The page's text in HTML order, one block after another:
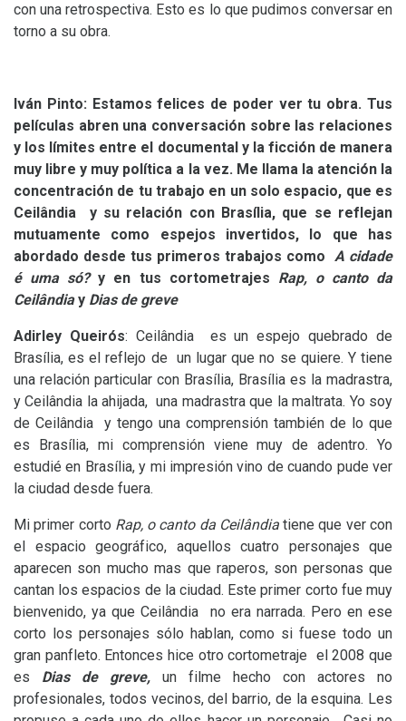
con una retrospectiva. Esto es lo que pudimos conversar en
torno a su obra.
Iván Pinto: Estamos felices de poder ver tu obra. Tus
películas abren una conversación sobre las relaciones
y los límites entre el documental y la ficción de manera
muy libre y muy política a la vez. Me llama la atención la
concentración de tu trabajo en un solo espacio, que es
Ceilândia y su relación con Brasília, que se reflejan
mutuamente como espejos invertidos, lo que has
abordado desde tus primeros trabajos como A cidade
é uma só?y en tus cortometrajes Rap, o canto da
Ceilândiay Dias de greve
Adirley Queirós: Ceilândia es un espejo quebrado de
Brasília, es el reflejo de un lugar que no se quiere. Y tiene
una relación particular con Brasília, Brasília es la madrastra,
y Ceilândia la ahijada, una madrastra que la maltrata. Yo soy
de Ceilândia y tengo una comprensión también de lo que
es Brasília, mi comprensión viene muy de adentro. Yo
estudié en Brasília, y mi impresión vino de cuando pude ver
la ciudad desde fuera.
Mi primer corto Rap, o canto da Ceilândiatiene que ver con
el espacio geográfico, aquellos cuatro personajes que
aparecen son mucho mas que raperos, son personas que
cantan los espacios de la ciudad. Este primer corto fue muy
bienvenido, ya que Ceilândia no era narrada. Pero en ese
corto los personajes sólo hablan, como si fuese todo un
gran panfleto. Entonces hice otro cortometraje el 2008 que
es Dias de greve, un filme hecho con actores no
profesionales, todos vecinos, del barrio, de la esquina. Les